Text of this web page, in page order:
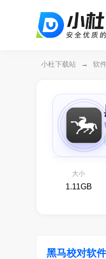
小杜下载站 → 软
大小
1.11GB
万兴恢复专家64
备份还原
黑马校对软